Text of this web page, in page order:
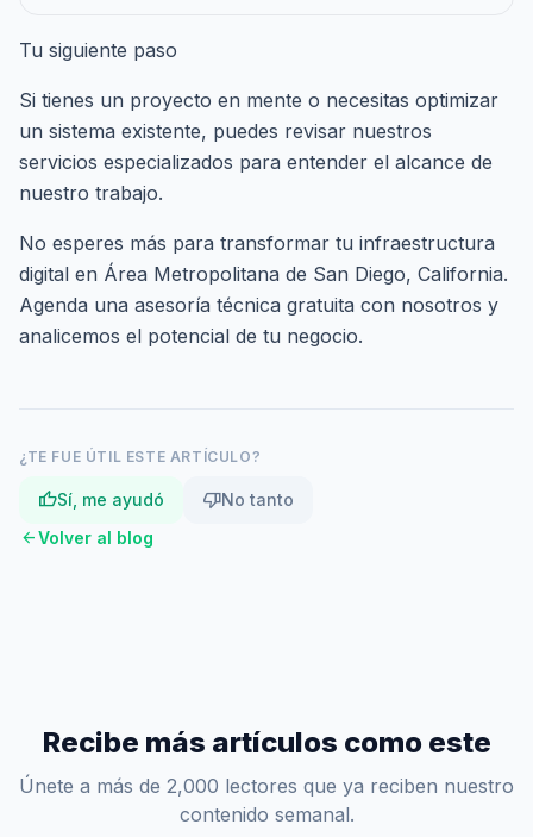
Tu siguiente paso
Si tienes un proyecto en mente o necesitas optimizar
un sistema existente, puedes revisar nuestros
servicios especializados para entender el alcance de
nuestro trabajo.
No esperes más para transformar tu infraestructura
digital en Área Metropolitana de San Diego, California.
Agenda una asesoría técnica gratuita con nosotros y
analicemos el potencial de tu negocio.
¿TE FUE ÚTIL ESTE ARTÍCULO?
thumb_upSí, me ayudó thumb_downNo tanto
arrow_backVolver al blog
Recibe más artículos como este
Únete a más de 2,000 lectores que ya reciben nuestro
contenido semanal.